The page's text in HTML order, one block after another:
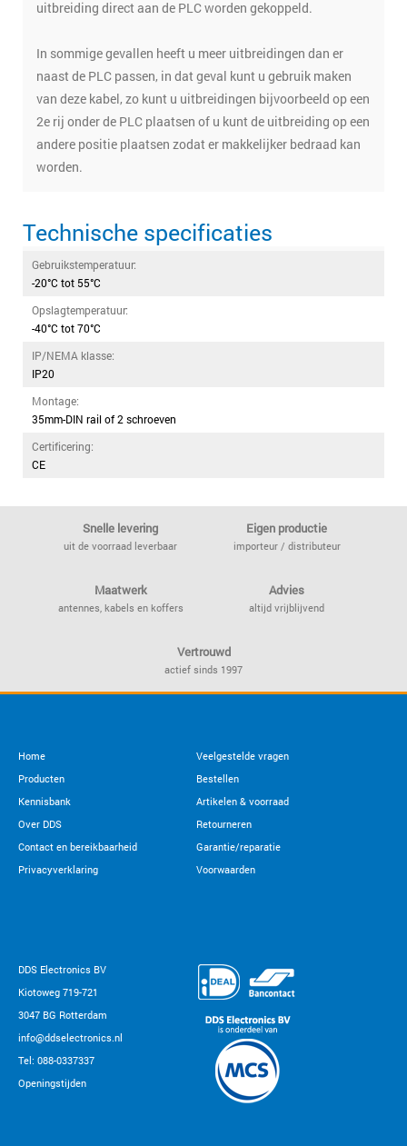
uitbreiding direct aan de PLC worden gekoppeld.
In sommige gevallen heeft u meer uitbreidingen dan er
naast de PLC passen, in dat geval kunt u gebruik maken
van deze kabel, zo kunt u uitbreidingen bijvoorbeeld op een
2e rij onder de PLC plaatsen of u kunt de uitbreiding op een
andere positie plaatsen zodat er makkelijker bedraad kan
worden.
Technische specificaties
Gebruikstemperatuur:
-20°C tot 55°C
Opslagtemperatuur:
-40°C tot 70°C
IP/NEMA klasse:
IP20
Montage:
35mm-DIN rail of 2 schroeven
Certificering:
CE
Snelle levering
uit de voorraad leverbaar
Eigen productie
importeur / distributeur
Maatwerk
antennes, kabels en koffers
Advies
altijd vrijblijvend
Vertrouwd
actief sinds 1997
Home
Producten
Kennisbank
Over DDS
Contact en bereikbaarheid
Privacyverklaring
Veelgestelde vragen
Bestellen
Artikelen & voorraad
Retourneren
Garantie/reparatie
Voorwaarden
DDS Electronics BV
Kiotoweg 719-721
3047 BG Rotterdam
info@ddselectronics.nl
Tel: 088-0337337
Openingstijden